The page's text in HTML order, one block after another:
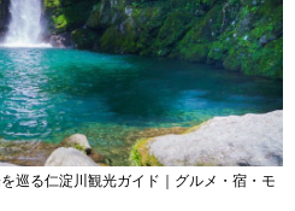
巡る仁淀川観光ガイド｜グルメ・宿・モ